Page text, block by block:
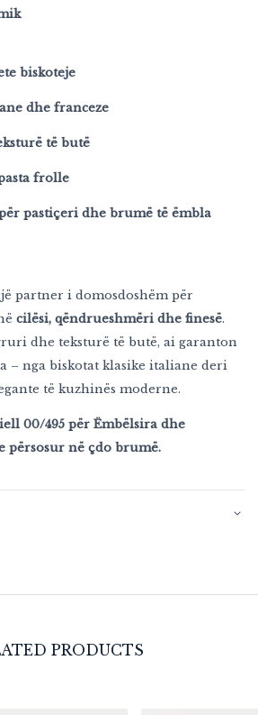
biskoteje
dhe franceze
të butë
frolle
pastiçeri dhe brumë të ëmbla
partner i domosdoshëm për
cilësi, qëndrueshmëri dhe finesë.
dhe teksturë të butë, ai garanton
– nga biskotat klasike italiane deri
të kuzhinës moderne.
00/495 për Ëmbëlsira dhe
përsosur në çdo brumë.
PRODUCTS